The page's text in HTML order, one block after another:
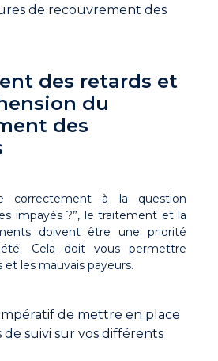
de recouvrement des
des retards et
du
des
correctement à la question
impayés ?”, le traitement et la
doivent être une priorité
Cela doit vous permettre
et les mauvais payeurs.
de mettre en place
de suivi sur vos différents